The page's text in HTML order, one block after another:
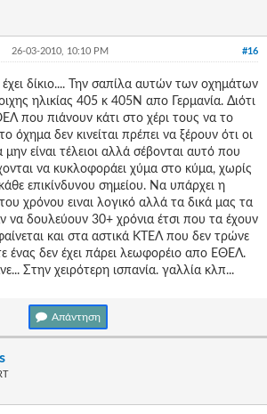
#16
26-03-2010, 10:10 PM
δίκιο.... Την σαπίλα αυτών των οχημάτων
ηλικίας 405 κ 405Ν απο Γερμανία. Διότι
που πιάνουν κάτι στο χέρι τους να το
όχημα δεν κινείται πρέπει να ξέρουν ότι οι
μην είναι τέλειοι αλλά σέβονται αυτό που
να κυκλοφοράει χύμα στο κύμα, χωρίς
επικίνδυνου σημείου. Να υπάρχει η
χρόνου ειναι λογικό αλλά τα δικά μας τα
να δουλεύουν 30+ χρόνια έτσι που τα έχουν
και στα αστικά ΚΤΕΛ που δεν τρώνε
ένας δεν έχει πάρει λεωφορέιο απο ΕΘΕΛ.
Στην χειρότερη ισπανία. γαλλία κλπ...
Απάντηση